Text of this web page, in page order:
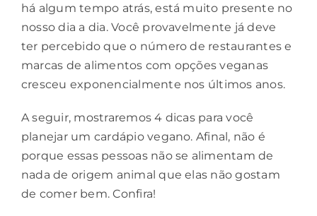
há algum tempo atrás, está muito presente no
nosso dia a dia. Você provavelmente já deve
ter percebido que o número de restaurantes e
marcas de alimentos com opções veganas
cresceu exponencialmente nos últimos anos.
A seguir, mostraremos 4 dicas para você
planejar um cardápio vegano. Afinal, não é
porque essas pessoas não se alimentam de
nada de origem animal que elas não gostam
de comer bem. Confira!